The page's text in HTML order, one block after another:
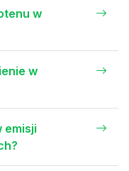
w
w
emisji